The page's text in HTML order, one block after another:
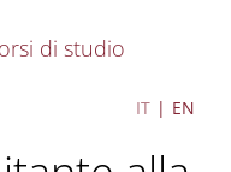
di studio
IT EN